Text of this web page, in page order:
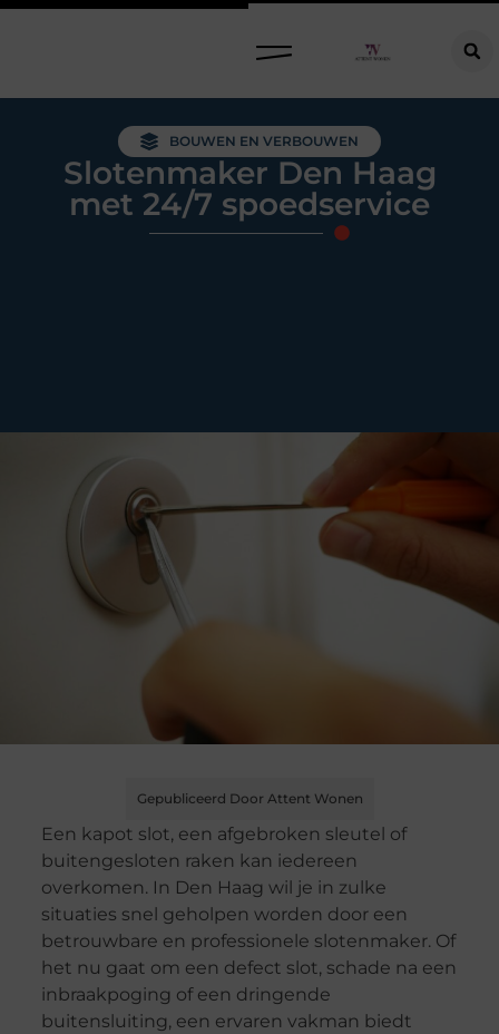
BOUWEN EN VERBOUWEN
Slotenmaker Den Haag
met 24/7 spoedservice
Gepubliceerd Door Attent Wonen
Een kapot slot, een afgebroken sleutel of
buitengesloten raken kan iedereen
overkomen. In Den Haag wil je in zulke
situaties snel geholpen worden door een
betrouwbare en professionele slotenmaker. Of
het nu gaat om een defect slot, schade na een
inbraakpoging of een dringende
buitensluiting, een ervaren vakman biedt